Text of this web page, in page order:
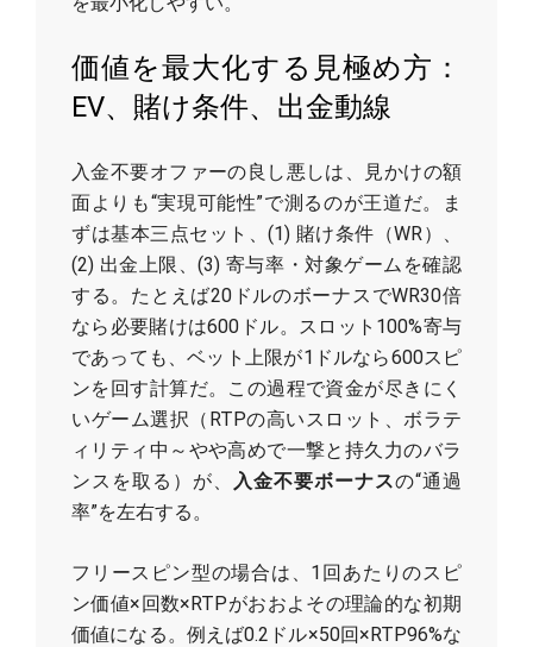
価値を最大化する見極め方：
EV、賭け条件、出金動線
入金不要オファーの良し悪しは、見かけの額
面よりも“実現可能性”で測るのが王道だ。ま
ずは基本三点セット、(1) 賭け条件（WR）、
(2) 出金上限、(3) 寄与率・対象ゲームを確認
する。たとえば20ドルのボーナスでWR30倍
なら必要賭けは600ドル。スロット100%寄与
であっても、ベット上限が1ドルなら600スピ
ンを回す計算だ。この過程で資金が尽きにく
いゲーム選択（RTPの高いスロット、ボラテ
ィリティ中～やや高めで一撃と持久力のバラ
ンスを取る）が、
入金不要ボーナスの“通過
率”を左右する。
フリースピン型の場合は、1回あたりのスピ
ン価値×回数×RTPがおおよその理論的な初期
価値になる。例えば0.2ドル×50回×RTP96%な